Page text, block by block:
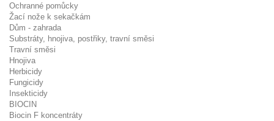
Ochranné pomůcky
Žací nože k sekačkám
Dům - zahrada
Substráty, hnojiva, postřiky, travní směsi
Travní směsi
Hnojiva
Herbicidy
Fungicidy
Insekticidy
BIOCIN
Biocin F koncentráty